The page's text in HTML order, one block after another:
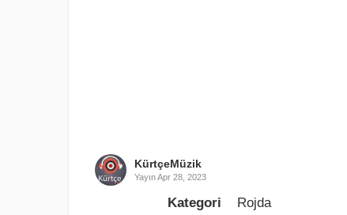
KürtçeMüzik
YayınApr 28, 2023
Kategori Rojda